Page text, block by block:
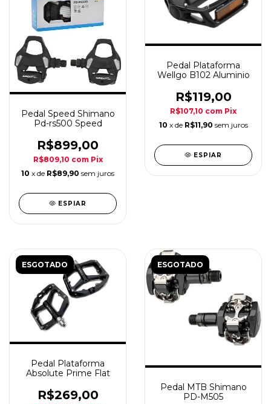
Pedal Speed Shimano
Pd-rs500 Speed
R$899,00
R$809,10 com Pix
10 x de R$89,90 sem juros
ESPIAR
Pedal Plataforma
Wellgo B102 Aluminio
R$119,00
R$107,10 com Pix
10 x de R$11,90 sem juros
ESPIAR
ESGOTADO
Pedal Plataforma
Absolute Prime Flat
R$269,00
ESGOTADO
Pedal MTB Shimano
PD-M505